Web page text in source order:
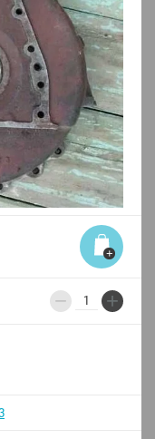
− +